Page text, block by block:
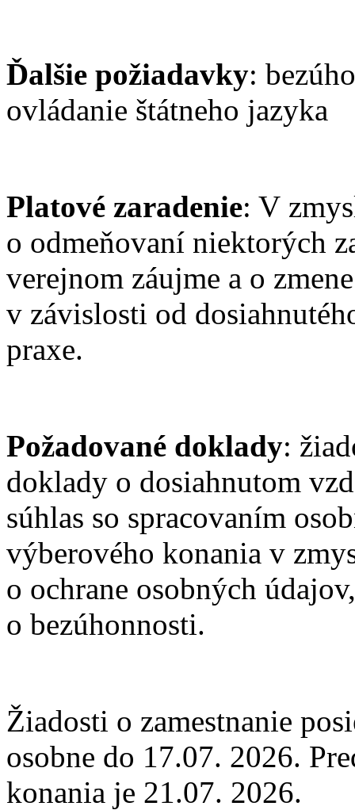
Ďalšie požiadavky:
ovládanie štátneho jazyka
Platové zaradenie: V
o odmeňovaní niektorých
verejnom záujme a o
v závislosti od
praxe.
Požadované doklady:
doklady o dosiahnutom
súhlas so spracovaním
výberového konania v
o ochrane osobných
o bezúhonnosti.
Žiadosti o zamestnanie
osobne do 17.07. 2026.
konania je 21.07. 2026.